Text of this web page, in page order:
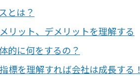
とは？
リット、デメリットを理解する
的に何をするの？
標を理解すれば会社は成長する！